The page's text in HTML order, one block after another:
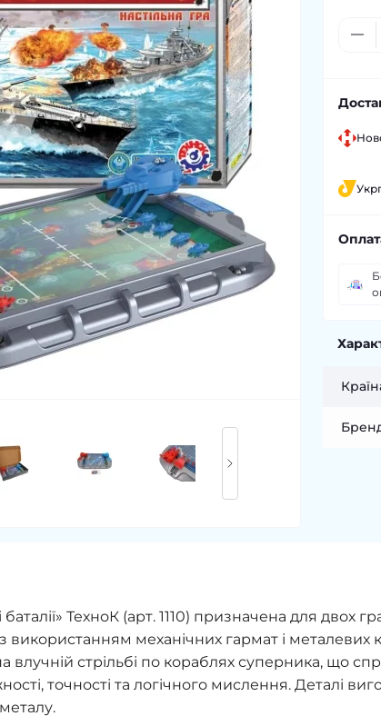
ТехноК (арт. 1110) призначена для двох
механічних гармат і металевих
влучній стрільбі по кораблях суперника, що
точності та логічного мислення. Деталі